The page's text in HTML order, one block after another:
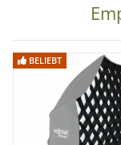
° horizontal und
Aluminium
° inkl. Tasche
Technische Daten:
BELIEBT